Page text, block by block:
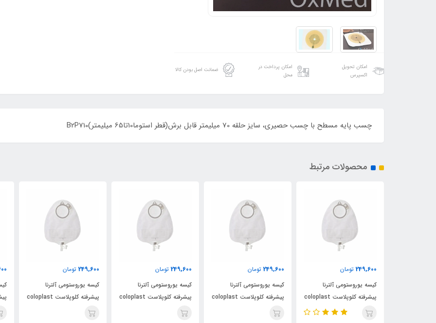
امکان تحویل
اکسپرس
امکان پرداخت در
محل
ضمانت اصل بودن کالا
چسب پایه مسطح با چسب حصیری، سایز حلقه 70 میلیمتر قابل برش(قطر استوما10تا65 میلیمتر)B2P710
محصولات مرتبط
249,600 تومان
کیسه یوروستومی آلترنا
پیشرفته کلوپلاست coloplast
کد 14229
249,600 تومان
کیسه یوروستومی آلترنا
پیشرفته کلوپلاست coloplast
کد 14229
249,600 تومان
کیسه یوروستومی آلترنا
پیشرفته کلوپلاست coloplast
کد 14229
249,600 تومان
کیسه یوروستومی آلترنا
پیشرفته کلوپلاست coloplast
کد 14229
کد